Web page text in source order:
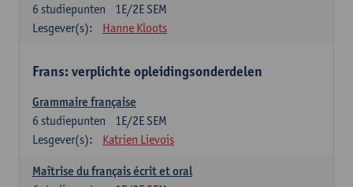
1E/2E SEM
6 studiepunten
Lesgever(s):
Hanne Kloots
Frans: verplichte opleidingsonderdelen
Grammaire française
1E/2E SEM
6 studiepunten
Lesgever(s):
Katrien Lievois
Maîtrise du français écrit et oral